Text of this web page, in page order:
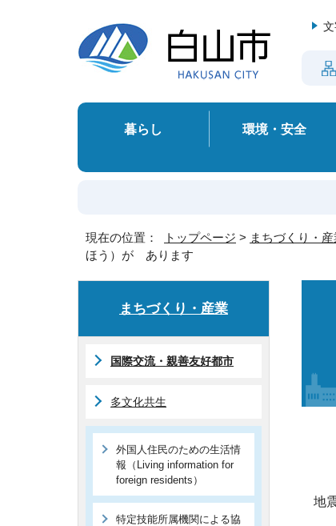
暮らし 環境・安全
現在の位置： トップページ > まちづくり・産
ほう）が あります
地
まちづくり・産業
国際交流・親善友好都市
多文化共生
外国人住民のための生活情
報（Living information for
foreign residents）
特定技能所属機関による協